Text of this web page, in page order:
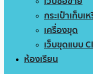
กระเป๋าเก็บ
เครื่องขุด
เว็บขุดแบบ
ห้องเรียน